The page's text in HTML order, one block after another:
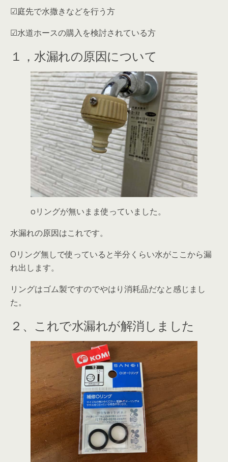
☑庭先で水撒きなどを行う方
☑水道ホースの購入を検討されている方
１，水漏れの原因について
oリングが無いまま使っていました。
水漏れの原因はこれです。
Oリング無しで使っていると半分くらい水がここから漏
れ出します。
リングはゴム製ですのでやはり消耗品だなと感じまし
た。
２、これで水漏れが解消しました